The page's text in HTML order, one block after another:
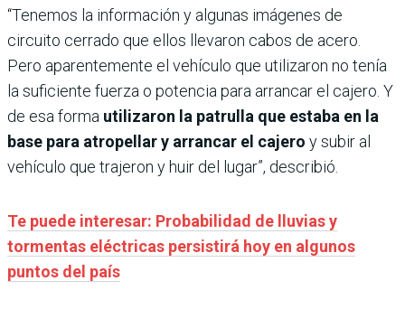
“Tenemos la información y algunas imágenes de
circuito cerrado que ellos llevaron cabos de acero.
Pero aparentemente el vehículo que utilizaron no tenía
la suficiente fuerza o potencia para arrancar el cajero. Y
de esa forma utilizaron la patrulla que estaba en la
base para atropellar y arrancar el cajero y subir al
vehículo que trajeron y huir del lugar”, describió.
Te puede interesar: Probabilidad de lluvias y
tormentas eléctricas persistirá hoy en algunos
puntos del país